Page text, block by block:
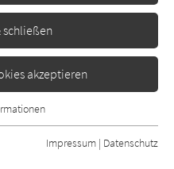
schließen
akzeptieren
Funktionen der
dass die Webseite
Impressum | Datenschutz